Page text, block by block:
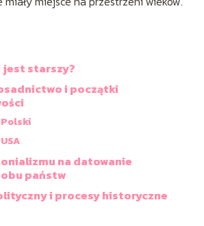
starszy?
i początki
na datowanie
obu państw
i procesy historyczne